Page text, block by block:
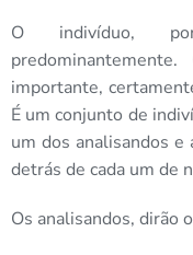
O indivíduo,
importante,
É um conjunto de
um dos analisandos
detrás de cada um de
Os analisandos, dirão